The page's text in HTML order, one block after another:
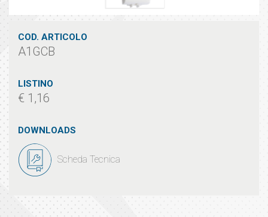
COD. ARTICOLO
A1GCB
LISTINO
€ 1,16
DOWNLOADS
Scheda Tecnica